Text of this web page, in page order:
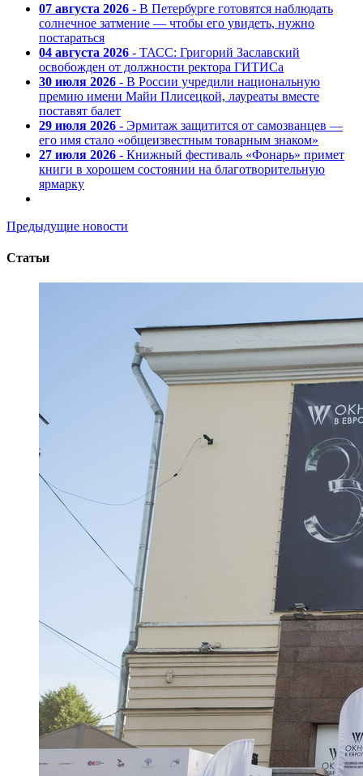
07 августа 2026 - В Петербурге готовятся наблюдать
солнечное затмение — чтобы его увидеть, нужно
постараться
04 августа 2026 - ТАСС: Григорий Заславский
освобожден от должности ректора ГИТИСа
30 июля 2026 - В России учредили национальную
премию имени Майи Плисецкой, лауреаты вместе
поставят балет
29 июля 2026 - Эрмитаж защитится от самозванцев —
его имя стало «общеизвестным товарным знаком»
27 июля 2026 - Книжный фестиваль «Фонарь» примет
книги в хорошем состоянии на благотворительную
ярмарку
Предыдущие новости
Статьи